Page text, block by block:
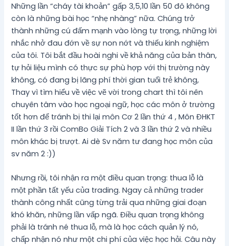
Những lần “cháy tài khoản” gấp 3,5,10 lần 50 đô không
còn là những bài học “nhẹ nhàng” nữa. Chúng trở
thành những cú đấm mạnh vào lòng tự trọng, những lời
nhắc nhở đau đớn về sự non nớt và thiếu kinh nghiệm
của tôi. Tôi bắt đầu hoài nghi về khả năng của bản thân,
tự hỏi liệu mình có thực sự phù hợp với thị trường này
không, có đang bị lãng phí thời gian tuổi trẻ không,
Thay vì tìm hiểu về việc vẽ vời trong chart thì tôi nên
chuyên tâm vào học ngoại ngữ, học các môn ở trường
tốt hơn để tránh bị thi lại môn Cơ 2 lần thứ 4 , Môn ĐHKT
II lần thứ 3 rồi ComBo Giải Tích 2 và 3 lần thứ 2 và nhiều
môn khác bị trượt. Ai dè Sv năm tư đang học môn của
sv năm 2 :))
Nhưng rồi, tôi nhận ra một điều quan trọng: thua lỗ là
một phần tất yếu của trading. Ngay cả những trader
thành công nhất cũng từng trải qua những giai đoạn
khó khăn, những lần vấp ngã. Điều quan trọng không
phải là tránh né thua lỗ, mà là học cách quản lý nó,
chấp nhận nó như một chi phí của việc học hỏi. Câu này